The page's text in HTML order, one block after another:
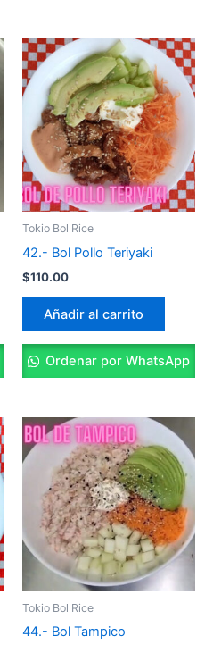
Tokio Bol Rice
42.- Bol Pollo Teriyaki
$110.00
Añadir al carrito
Ordenar por WhatsApp
Tokio Bol Rice
44.- Bol Tampico